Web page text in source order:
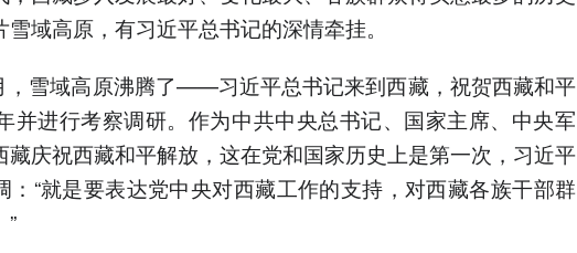
雪域高原，有习近平总书记的深情牵挂。
，雪域高原沸腾了——习近平总书记来到西藏，祝贺西藏和平
并进行考察调研。作为中共中央总书记、国家主席、中央军
藏庆祝西藏和平解放，这在党和国家历史上是第一次，习近平
：“就是要表达党中央对西藏工作的支持，对西藏各族干部群
”